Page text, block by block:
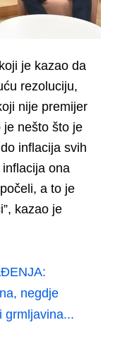
je kazao da
rezoluciju,
nije premijer
je nešto što je
inflacija svih
ona
a to je
kazao je
negdje
grmljavina...